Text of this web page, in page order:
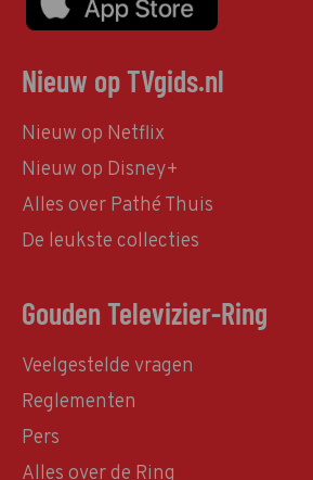
Nieuw op TVgids.nl
Nieuw op Netflix
Nieuw op Disney+
Alles over Pathé Thuis
De leukste collecties
Gouden Televizier-Ring
Veelgestelde vragen
Reglementen
Pers
Alles over de Ring